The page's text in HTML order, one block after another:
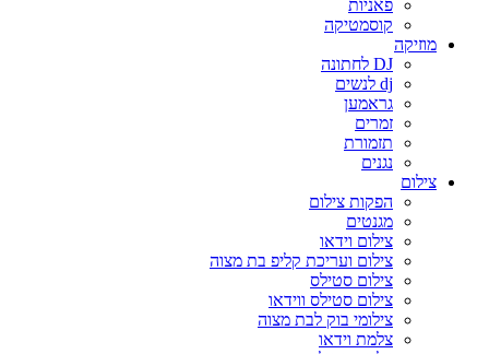
פאניות
קוסמטיקה
מוזיקה
DJ לחתונה
dj לנשים
גראמען
זמרים
תזמורת
נגנים
צילום
הפקות צילום
מגנטים
צילום וידאו
צילום ועריכת קליפ בת מצוה
צילום סטילס
צילום סטילס ווידאו
צילומי בוק לבת מצוה
צלמת וידאו